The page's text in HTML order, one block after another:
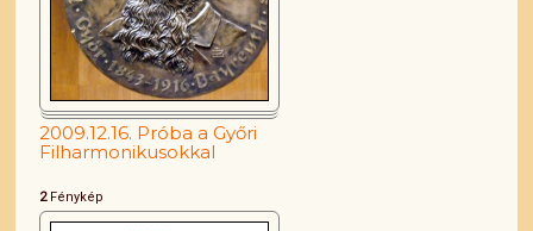
2009.12.16. Próba a Győri
Filharmonikusokkal
2Fénykép